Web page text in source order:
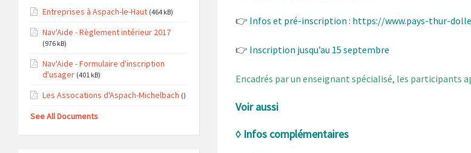
👉 Infos et pré-inscription : https://www.pays-thur-
👉 Inscription jusqu’au 15 septembre
Encadrés par un enseignant spécialisé, les participants
Voir aussi
◊ Infos complémentaires
Entreprises à Aspach-le-Haut (464 kB)
Nav'Aide - Règlement intérieur 2017
(976 kB)
Nav'Aide - Formulaire d'inscription
d'usager (401 kB)
Les Assocations d'Aspach-Michelbach ()
See All Documents